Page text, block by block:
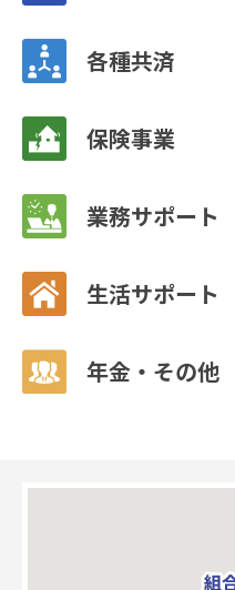
各種共済
保険事業
業務サポート
生活サポート
年金・その他